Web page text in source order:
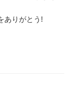
ありがとう!